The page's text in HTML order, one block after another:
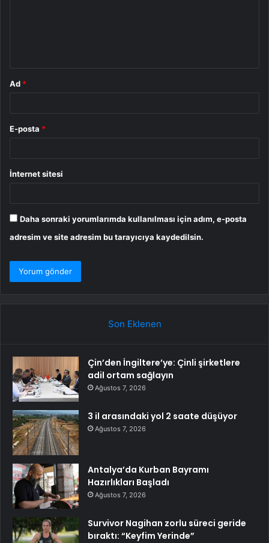
Ad *
E-posta *
İnternet sitesi
Daha sonraki yorumlarımda kullanılması için adım, e-posta
adresim ve site adresim bu tarayıcıya kaydedilsin.
Son Eklenen
Çin’den İngiltere’ye: Çinli şirketlere
adil ortam sağlayın
Ağustos 7, 2026
3 il arasındaki yol 2 saate düşüyor
Ağustos 7, 2026
Antalya’da Kurban Bayramı
Hazırlıkları Başladı
Ağustos 7, 2026
Survivor Nagihan zorlu süreci geride
bıraktı: “Keyfim Yerinde”